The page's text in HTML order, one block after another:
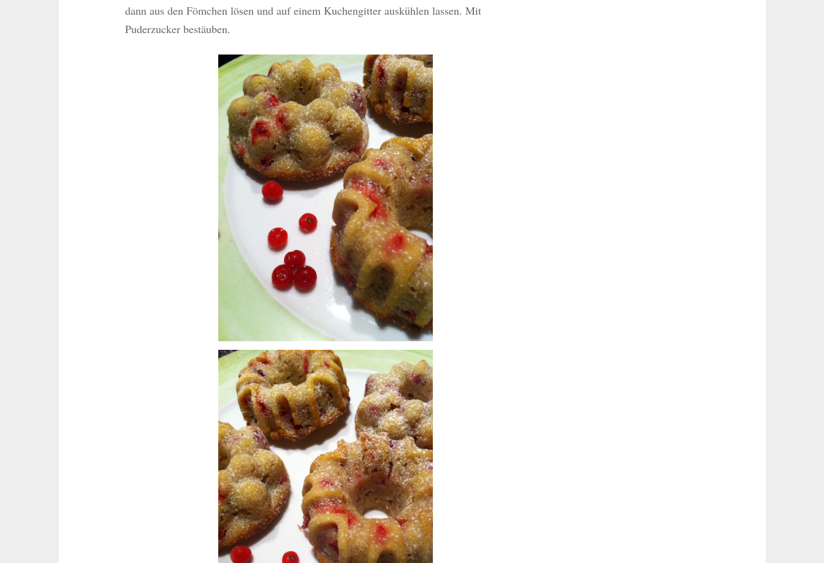
dann aus den Fömchen lösen und auf einem Kuchengitter auskühlen lassen. Mit
Puderzucker bestäuben.